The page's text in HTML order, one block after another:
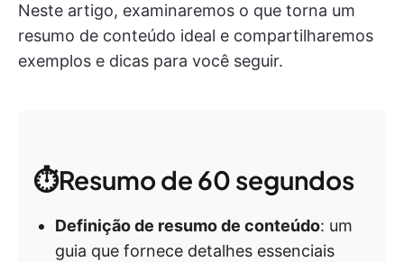
Neste artigo, examinaremos o que torna um
resumo de conteúdo ideal e compartilharemos
exemplos e dicas para você seguir.
⏱️Resumo de 60 segundos
Definição de resumo de conteúdo: um
guia que fornece detalhes essenciais